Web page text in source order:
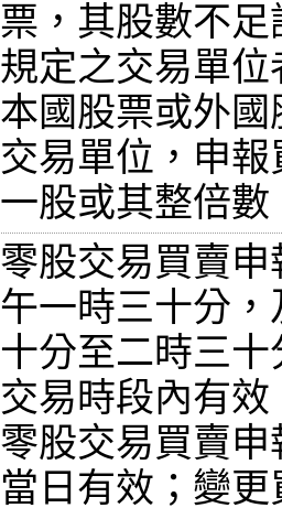
票，其股數不
規定之交易單位
本國股票或外
交易單位，申
一股或其整倍數
零股交易買賣
午一時三十分
十分至二時三
交易時段內有效
零股交易買賣
當日有效；變